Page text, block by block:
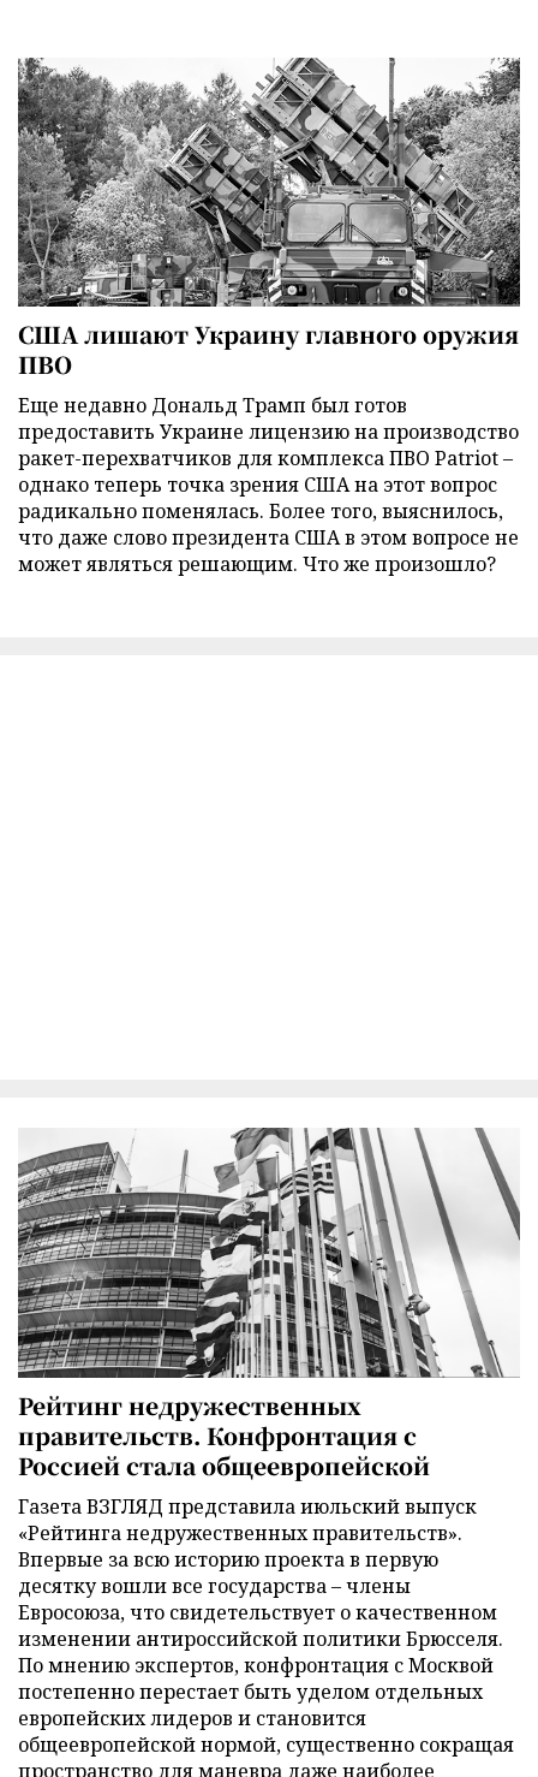
США лишают Украину главного оружия
ПВО
Еще недавно Дональд Трамп был готов
предоставить Украине лицензию на производство
ракет-перехватчиков для комплекса ПВО Patriot –
однако теперь точка зрения США на этот вопрос
радикально поменялась. Более того, выяснилось,
что даже слово президента США в этом вопросе не
может являться решающим. Что же произошло?
Рейтинг недружественных
правительств. Конфронтация с
Россией стала общеевропейской
Газета ВЗГЛЯД представила июльский выпуск
«Рейтинга недружественных правительств».
Впервые за всю историю проекта в первую
десятку вошли все государства – члены
Евросоюза, что свидетельствует о качественном
изменении антироссийской политики Брюсселя.
По мнению экспертов, конфронтация с Москвой
постепенно перестает быть уделом отдельных
европейских лидеров и становится
общеевропейской нормой, существенно сокращая
пространство для маневра даже наиболее